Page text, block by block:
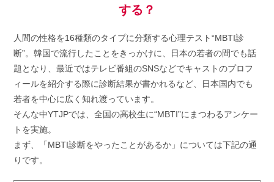
する？
人間の性格を16種類のタイプに分類する心理テスト“MBTI診
断”。韓国で流行したことをきっかけに、日本の若者の間でも話
題となり、最近ではテレビ番組のSNSなどでキャストのプロフ
ィールを紹介する際に診断結果が書かれるなど、日本国内でも
若者を中心に広く知れ渡っています。
そんな中YTJPでは、全国の高校生に“MBTI”にまつわるアンケー
トを実施。
まず、「MBTI診断をやったことがあるか」については下記の通
りです。